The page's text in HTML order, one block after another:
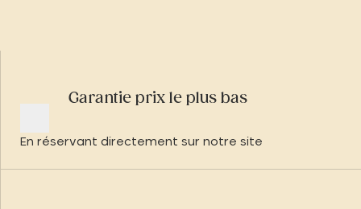
Garantie prix le plus bas
En réservant directement sur notre site